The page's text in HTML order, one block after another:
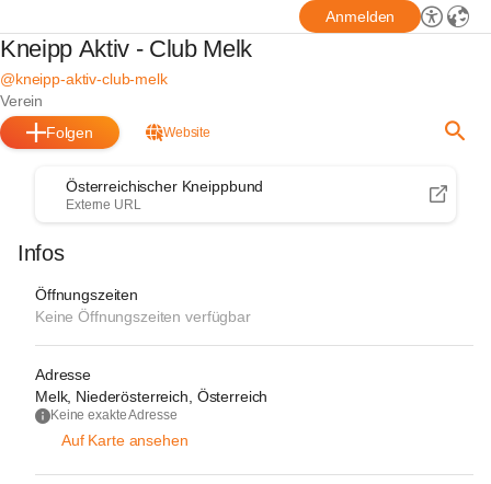
Anmelden
Kneipp Aktiv - Club Melk
@kneipp-aktiv-club-melk
Verein
Folgen
Website
Österreichischer Kneippbund
Externe URL
Infos
Öffnungszeiten
Keine Öffnungszeiten verfügbar
Adresse
Melk, Niederösterreich, Österreich
Keine exakte Adresse
Auf Karte ansehen